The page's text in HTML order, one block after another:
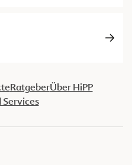
RatgeberÜber HiPP
Services